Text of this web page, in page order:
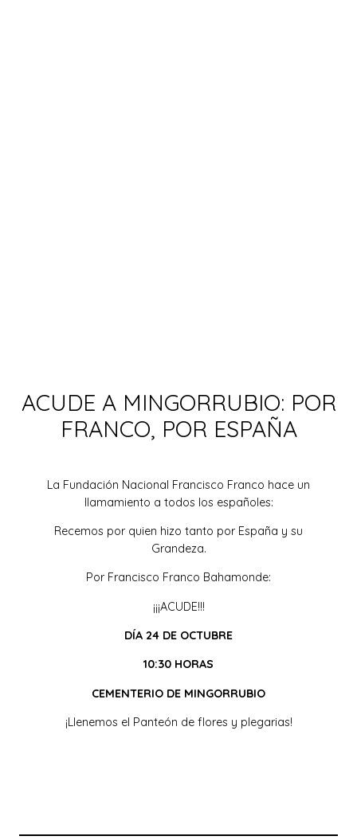
ACUDE A MINGORRUBIO: POR
FRANCO, POR ESPAÑA
La Fundación Nacional Francisco Franco hace un
llamamiento a todos los españoles:
Recemos por quien hizo tanto por España y su
Grandeza.
Por Francisco Franco Bahamonde:
¡¡¡ACUDE!!!
DÍA 24 DE OCTUBRE
10:30 HORAS
CEMENTERIO DE MINGORRUBIO
¡Llenemos el Panteón de flores y plegarias!